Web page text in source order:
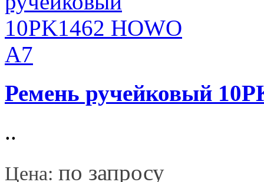
Ремень ручейковый
..
Цена: по запросу